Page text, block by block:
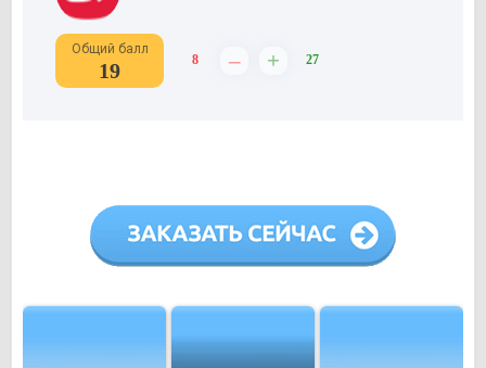
Общий балл
19 8 – + 27